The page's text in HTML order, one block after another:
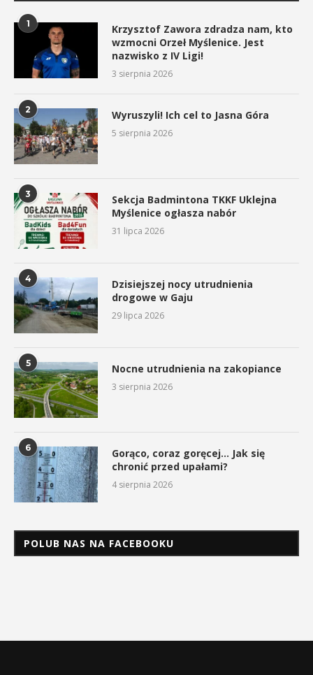
1
Krzysztof Zawora zdradza nam, kto
wzmocni Orzeł Myślenice. Jest
nazwisko z IV Ligi!
3 sierpnia 2026
2 Wyruszyli! Ich cel to Jasna Góra
5 sierpnia 2026
3
Sekcja Badmintona TKKF Uklejna
Myślenice ogłasza nabór
31 lipca 2026
4
Dzisiejszej nocy utrudnienia
drogowe w Gaju
29 lipca 2026
5 Nocne utrudnienia na zakopiance
3 sierpnia 2026
6
Gorąco, coraz goręcej… Jak się
chronić przed upałami?
4 sierpnia 2026
POLUB NAS NA FACEBOOKU